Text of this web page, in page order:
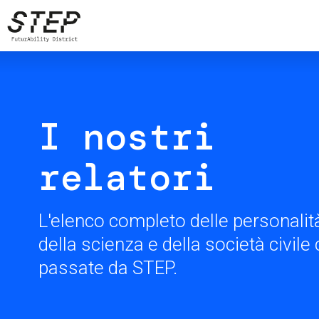
Skip
to
main
I nostri
relatori
L'elenco completo delle
della scienza e della società civile
passate da STEP.